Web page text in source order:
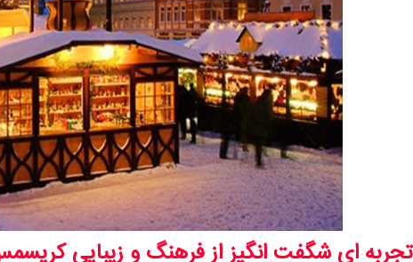
تجربه ‌ای شگفت ‌انگیز از فرهنگ و زیبایی